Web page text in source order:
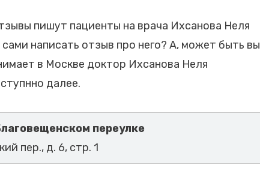
пишут пациенты на врача Ихсанова Неля
написать отзыв про него? А, может быть вы
в Москве доктор Ихсанова Неля
далее.
переулке
пер., д. 6, стр. 1